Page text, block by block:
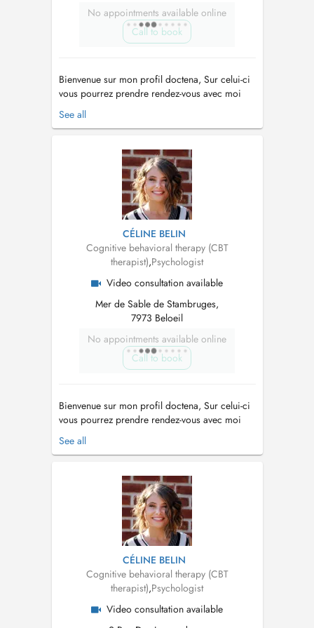
No appointments available online
Call to book
Bienvenue sur mon profil doctena, Sur celui-ci
vous pourrez prendre rendez-vous avec moi
pour une séance en cabinet, en extérieur
(walking therapy) ou en visio-conférence. Ma
chemin de votre mieux-être et avancer vers ce
qui est important pour vous dans cette...
See all
CÉLINE BELIN
Cognitive behavioral therapy (CBT
therapist),Psychologist
Video consultation available
Mer de Sable de Stambruges,
7973 Beloeil
No appointments available online
Call to book
Bienvenue sur mon profil doctena, Sur celui-ci
vous pourrez prendre rendez-vous avec moi
pour une séance en cabinet, en extérieur
(walking therapy) ou en visio-conférence. Ma
chemin de votre mieux-être et avancer vers ce
qui est important pour vous dans cette...
See all
CÉLINE BELIN
Cognitive behavioral therapy (CBT
therapist),Psychologist
Video consultation available